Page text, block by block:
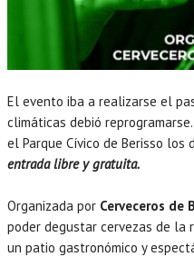
El evento iba a realizarse el
climáticas debió
el Parque Cívico de Berisso los
entrada libre y gratuita.
Organizada por Cerveceros de
poder degustar cervezas de la
un patio gastronómico y